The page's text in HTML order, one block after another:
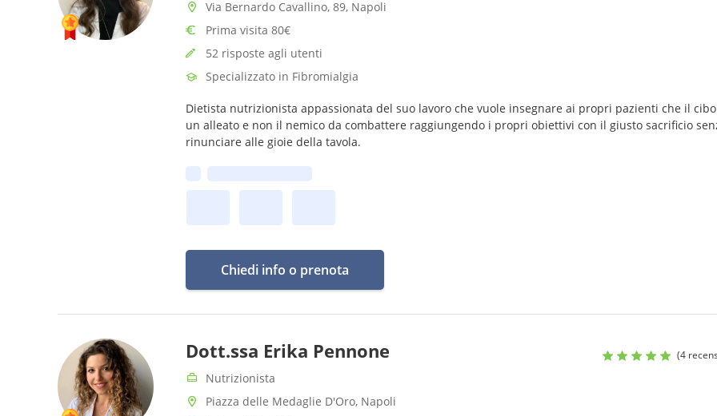
Via Bernardo Cavallino, 89, Napoli
Prima visita 80€
52 risposte agli utenti
Specializzato in Fibromialgia
Dietista nutrizionista appassionata del suo lavoro che vuole insegnare ai propri pazienti che il
un alleato e non il nemico da combattere raggiungendo i propri obiettivi con il giusto sacrificio
rinunciare alle gioie della tavola.
Chiedi info o prenota
Dott.ssa Erika Pennone (4
Nutrizionista
Piazza delle Medaglie D'Oro, Napoli